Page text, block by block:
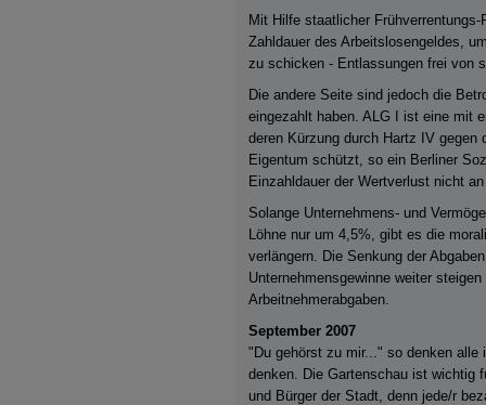
Mit Hilfe staatlicher
Zahldauer des Arbeitslosengeldes,
zu schicken - Entlassungen frei von
Die andere Seite sind jedoch die
eingezahlt haben. ALG I ist eine mit
deren Kürzung durch Hartz IV
Eigentum schützt, so ein Berliner
Einzahldauer der Wertverlust nicht
Solange Unternehmens- und
Löhne nur um 4,5%, gibt es die
verlängern. Die Senkung der
Unternehmensgewinne weiter
Arbeitnehmerabgaben.
September 2007
"Du gehörst zu mir..." so denken alle
denken. Die Gartenschau ist wichtig
und Bürger der Stadt, denn jede/r